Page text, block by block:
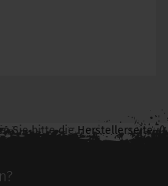
Sie bitte dieHerstellerseite